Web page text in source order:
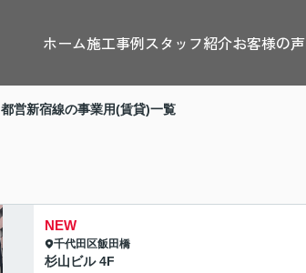
ホーム施工事例スタッフ紹介お客様の声
都営新宿線の事業用(賃貸)一覧
NEW
千代田区飯田橋
杉山ビル 4F